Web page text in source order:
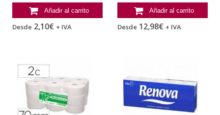
Añadir al carrito
Desde 2,10€ + IVA
Añadir al carrito
Desde 12,98€ + IVA